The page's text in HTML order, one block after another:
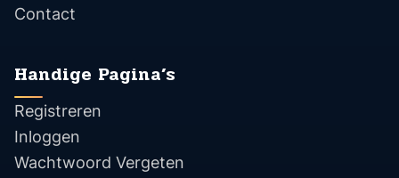
Contact
Handige Pagina’s
Registreren
Inloggen
Wachtwoord Vergeten